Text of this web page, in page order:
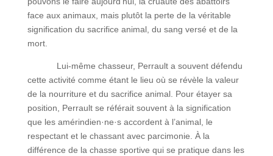
face aux animaux, mais plutôt la perte de la véritable
signification du sacrifice animal, du sang versé et de la
mort.
Lui-même chasseur, Perrault a souvent défendu
cette activité comme étant le lieu où se révèle la valeur
de la nourriture et du sacrifice animal. Pour étayer sa
position, Perrault se référait souvent à la signification
que les amérindien·ne·s accordent à l’animal, le
respectant et le chassant avec parcimonie. À la
différence de la chasse sportive qui se pratique dans les